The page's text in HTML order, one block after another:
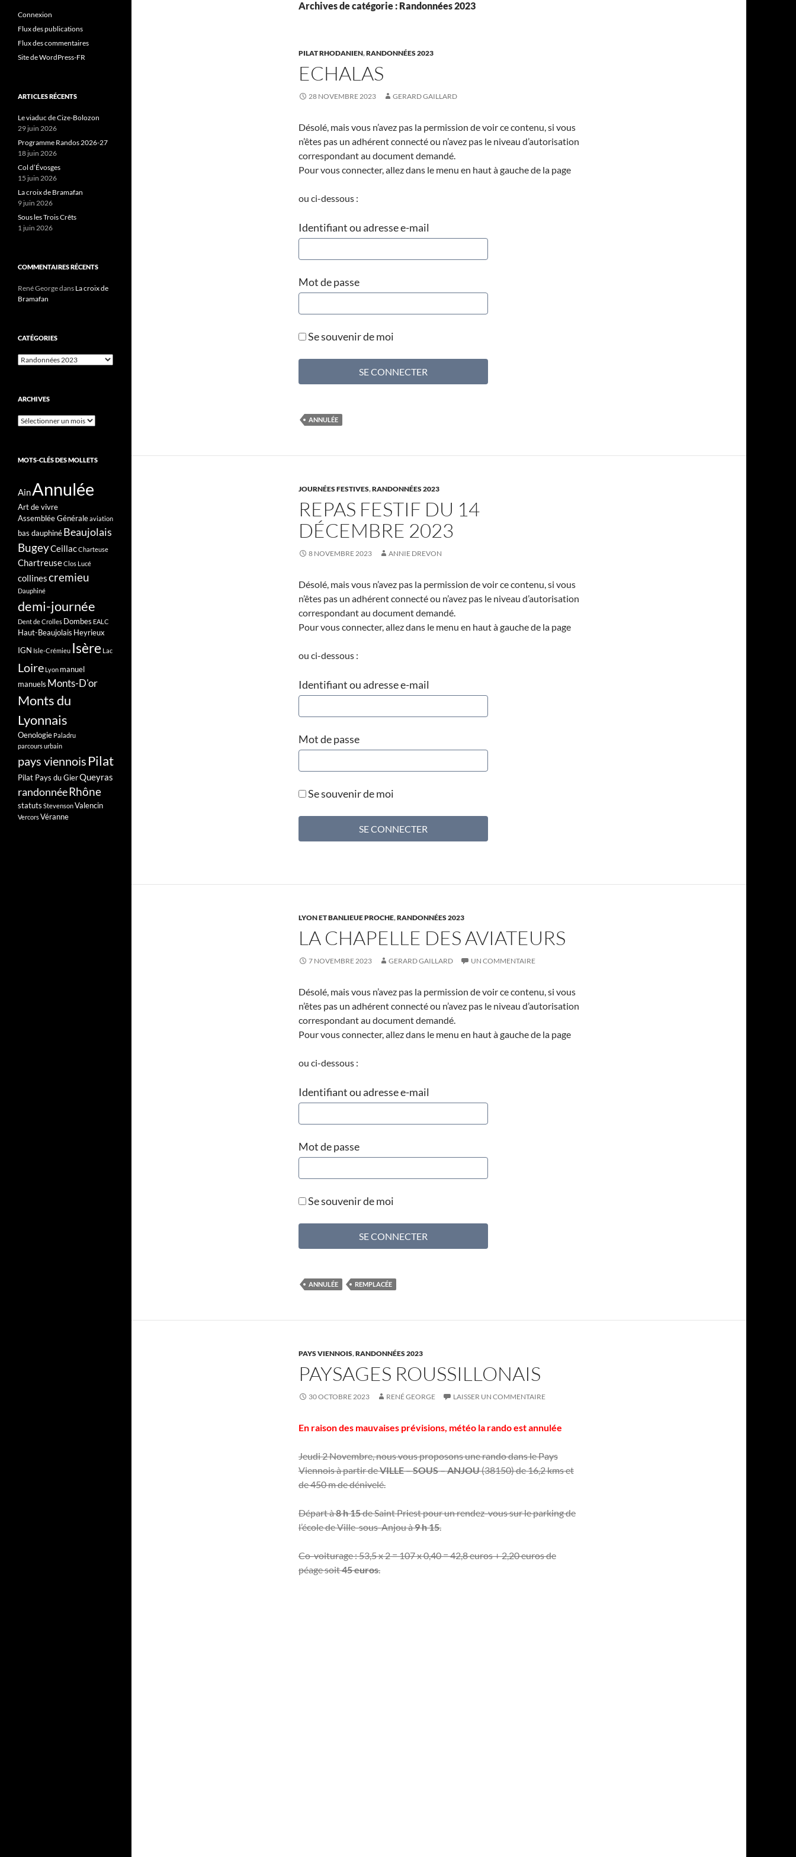
Archives de catégorie : Randonnées 2023
PILAT RHODANIEN,RANDONNÉES 2023
ECHALAS
28 NOVEMBRE 2023 GERARD GAILLARD
Désolé, mais vous n’avez pas la permission de voir ce contenu, si vous
n’êtes pas un adhérent connecté ou n’avez pas le niveau d’autorisation
correspondant au document demandé.
Pour vous connecter, allez dans le menu en haut à gauche de la page
ou ci-dessous :
Identifiant ou adresse e-mail
Mot de passe
Se souvenir de moi
ANNULÉE
JOURNÉES FESTIVES,RANDONNÉES 2023
REPAS FESTIF DU 14
DÉCEMBRE 2023
8 NOVEMBRE 2023 ANNIE DREVON
Désolé, mais vous n’avez pas la permission de voir ce contenu, si vous
n’êtes pas un adhérent connecté ou n’avez pas le niveau d’autorisation
correspondant au document demandé.
Pour vous connecter, allez dans le menu en haut à gauche de la page
ou ci-dessous :
Identifiant ou adresse e-mail
Mot de passe
Se souvenir de moi
LYON ET BANLIEUE PROCHE,RANDONNÉES 2023
LA CHAPELLE DES AVIATEURS
7 NOVEMBRE 2023 GERARD GAILLARD UN COMMENTAIRE
Désolé, mais vous n’avez pas la permission de voir ce contenu, si vous
n’êtes pas un adhérent connecté ou n’avez pas le niveau d’autorisation
correspondant au document demandé.
Pour vous connecter, allez dans le menu en haut à gauche de la page
ou ci-dessous :
Identifiant ou adresse e-mail
Mot de passe
Se souvenir de moi
ANNULÉE REMPLACÉE
PAYS VIENNOIS,RANDONNÉES 2023
PAYSAGES ROUSSILLONAIS
30 OCTOBRE 2023 RENÉ GEORGE LAISSER UN COMMENTAIRE
En raison des mauvaises prévisions, météo la rando est annulée
Jeudi 2 Novembre, nous vous proposons une rando dans le Pays
Viennois à partir deVILLE – SOUS –ANJOU(38150) de 16,2 kms et
de 450 m de dénivelé.
Départ à8 h 15de Saint Priest pour un rendez-vous sur le parking de
l’école de Ville-sous-Anjou à9 h 15.
Co-voiturage : 53,5 x 2 = 107 x 0,40 = 42,8 euros + 2,20 euros de
péage soit45euros.
Connexion
Flux des publications
Flux des commentaires
Site de WordPress-FR
ARTICLES RÉCENTS
Le viaduc de Cize-Bolozon
29 juin 2026
Programme Randos 2026-27
18 juin 2026
Col d’Évosges
15 juin 2026
La croix de Bramafan
9 juin 2026
Sous les Trois Crêts
1 juin 2026
COMMENTAIRES RÉCENTS
René Georgedans La croix de
Bramafan
CATÉGORIES
Catégories
ARCHIVES
Archives
MOTS-CLÉS DES MOLLETS
AinAnnulée
Art de vivre
Assemblée Généraleaviation
bas dauphinéBeaujolais
BugeyCeillacCharteuse
ChartreuseClos Lucé
collinescremieu
Dauphiné
demi-journée
Dent de Crolles Dombes EALC
Haut-Beaujolais Heyrieux
IGN Isle-Crémieu Isère Lac
Loire Lyon manuel
manuels Monts-D'or
Monts du
Lyonnais
Oenologie Paladru
parcours urbain
pays viennois Pilat
Pilat Pays du GierQueyras
randonnéeRhône
statuts StevensonValencin
VercorsVéranne